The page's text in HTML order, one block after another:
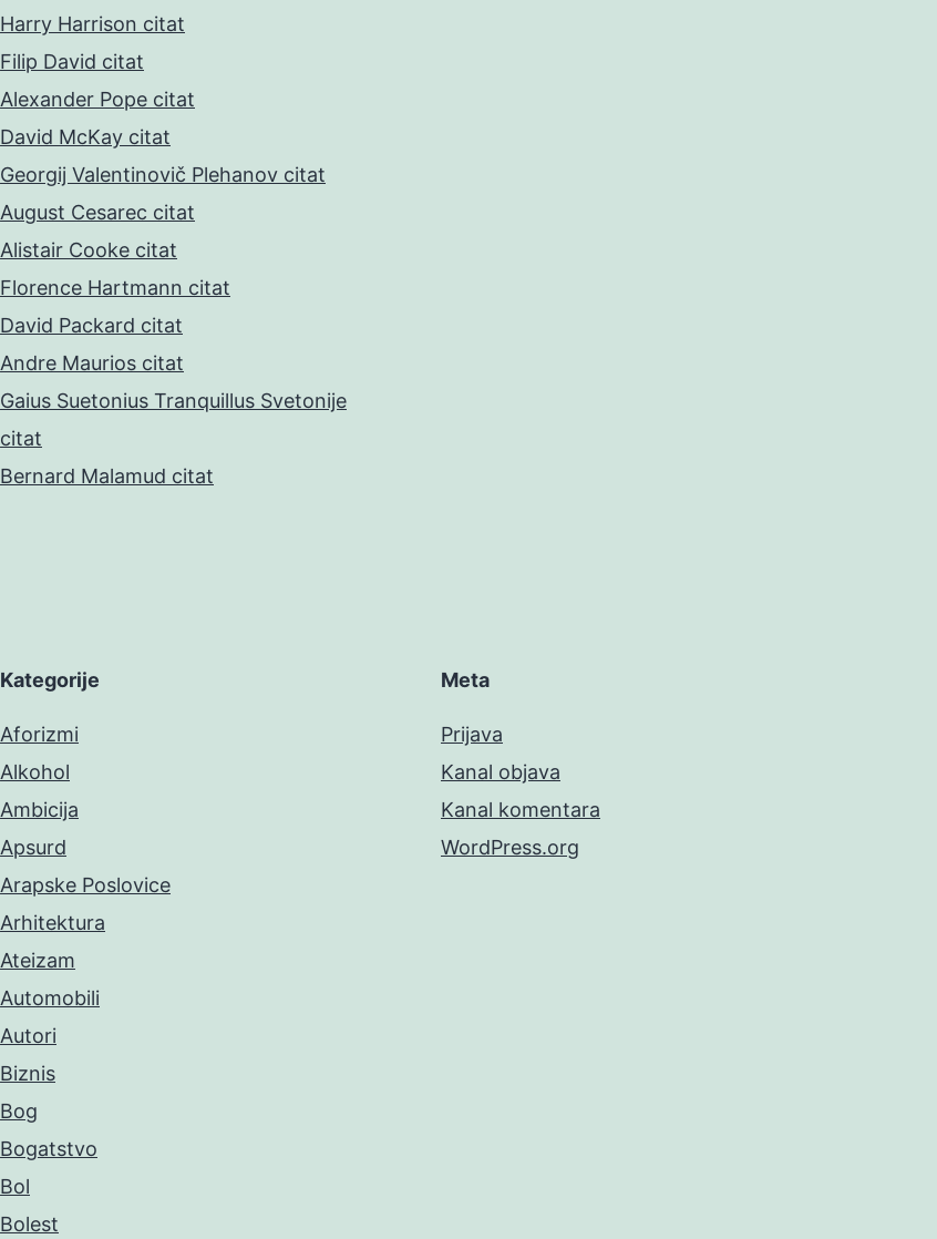
Harry Harrison citat
Filip David citat
Alexander Pope citat
David McKay citat
Georgij Valentinovič Plehanov citat
August Cesarec citat
Alistair Cooke citat
Florence Hartmann citat
David Packard citat
Andre Maurios citat
Gaius Suetonius Tranquillus Svetonije
citat
Bernard Malamud citat
Kategorije
Aforizmi
Alkohol
Ambicija
Apsurd
Arapske Poslovice
Arhitektura
Ateizam
Automobili
Autori
Biznis
Bog
Bogatstvo
Bol
Bolest
Meta
Prijava
Kanal objava
Kanal komentara
WordPress.org